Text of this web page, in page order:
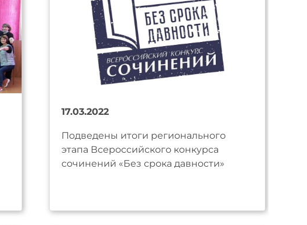
17.03.2022
Подведены итоги регионального
этапа Всероссийского конкурса
сочинений «Без срока давности»